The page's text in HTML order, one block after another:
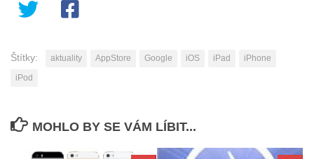
Štítky: aktuality AppStore Google iOS iPad
iPhone
iPod
MOHLO BY SE VÁM LÍBIT...